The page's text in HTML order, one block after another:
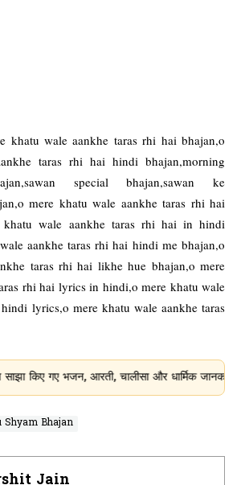
khatu wale aankhe taras rhi hai bhajan,o
taras rhi hai hindi bhajan,morning
special bhajan,sawan ke
mere khatu wale aankhe taras rhi hai
wale aankhe taras rhi hai in hindi
aankhe taras rhi hai hindi me bhajan,o
taras rhi hai likhe hue bhajan,o mere
rhi hai lyrics in hindi,o mere khatu wale
lyrics,o mere khatu wale aankhe taras
गए भजन, आरती, चालीसा और धार्मिक जानकारी
Shyam Bhajan
Jain